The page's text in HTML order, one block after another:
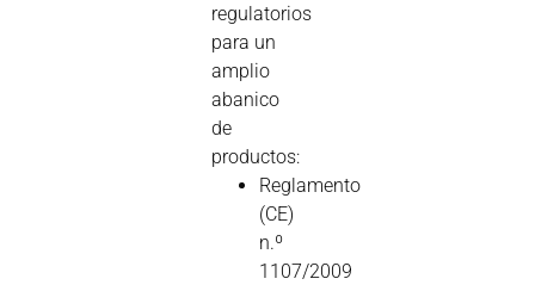
regulatorios
para un
amplio
abanico
de
productos:
Reglamento
(CE)
n.º
1107/2009